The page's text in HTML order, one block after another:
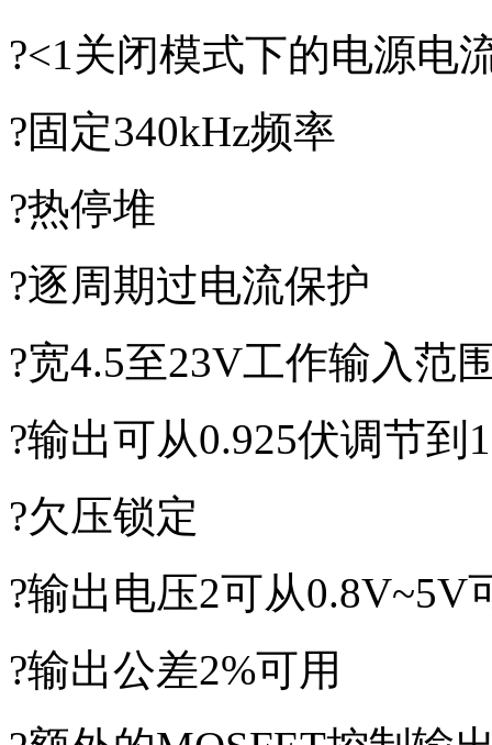
?<1关闭模式下的电源电
?固定340kHz频率
?热停堆
?逐周期过电流保护
?宽4.5至23V工作输入范
?输出可从0.925伏调节到
?欠压锁定
?输出电压2可从0.8V~5V
?输出公差2%可用